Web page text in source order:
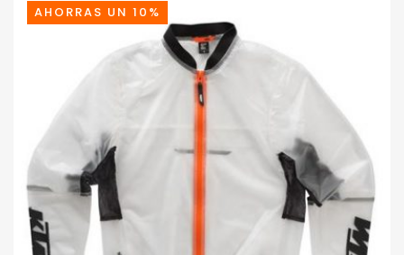
variantes.
Las
opciones
pueden
elegir
AHORRAS UN 10%